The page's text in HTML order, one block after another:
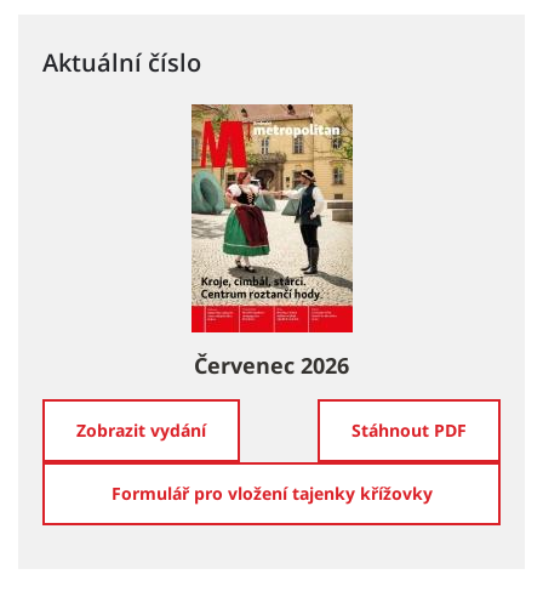
Aktuální číslo
Červenec 2026
Zobrazit vydání Stáhnout PDF
Formulář pro vložení tajenky křížovky